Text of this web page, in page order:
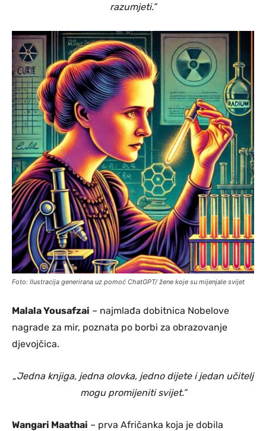
razumjeti.”
Foto: Ilustracija generirana uz pomoć ChatGPT/ žene koje su mijenjale svijet
Malala Yousafzai – najmlađa dobitnica Nobelove
nagrade za mir, poznata po borbi za obrazovanje
djevojčica.
„Jedna knjiga, jedna olovka, jedno dijete i jedan učitelj
mogu promijeniti svijet.”
Wangari Maathai – prva Afričanka koja je dobila